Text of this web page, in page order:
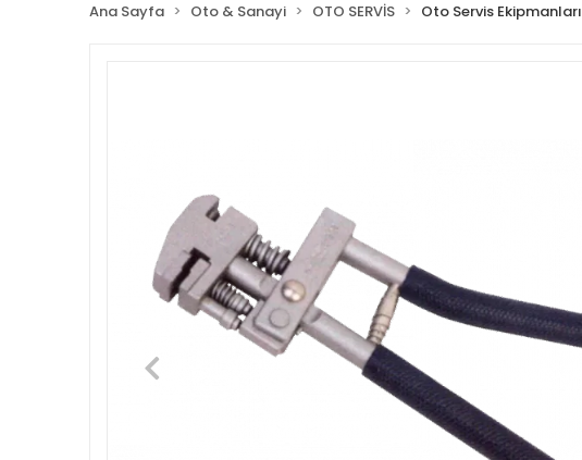
Ana Sayfa Oto & Sanayi OTO SERVİS Oto Servis Ekipmanları